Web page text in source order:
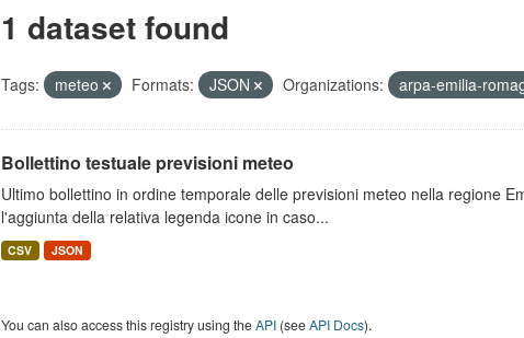
1 dataset found
Tags: meteo Formats: JSON Organizations: arpa-emilia-
Bollettino testuale previsioni meteo
Ultimo bollettino in ordine temporale delle previsioni meteo nella regione
l'aggiunta della relativa legenda icone in caso...
CSV JSON
You can also access this registry using theAPI(seeAPI Docs).